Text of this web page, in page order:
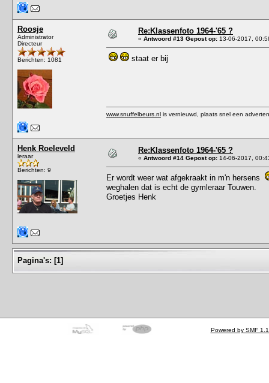
Roosje
Administrator
Directeur
Berichten: 1081
Re:Klassenfoto 1964-'65 ?
« Antwoord #13 Gepost op: 13-06-2017,
staat er bij
www.snuffelbeurs.nl is vernieuwd, plaats snel een
Henk Roeleveld
leraar
Berichten: 9
Re:Klassenfoto 1964-'65 ?
« Antwoord #14 Gepost op: 14-06-2017,
Er wordt weer wat afgekraakt in m'n hersens
weghalen dat is echt de gymleraar Touwen.
Groetjes Henk
Pagina's: [1]
Powered by SMF